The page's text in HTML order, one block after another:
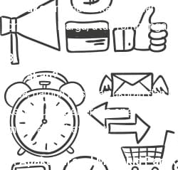
Parakan menawarkan layanan
pribadi, keluarga, atau rombongan.
8. Apakah bisa membawa
Parakan?
Bisa, namun pastikan ukuran dan
ketentuan. Beberapa operator
melayani paket kilat.
9. Apakah travel Mungkid